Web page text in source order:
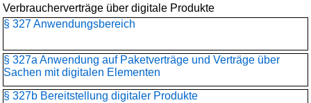
Verbraucherverträge über digitale Produkte
§ 327 Anwendungsbereich
§ 327a Anwendung auf Paketverträge und Verträge über
Sachen mit digitalen Elementen
§ 327b Bereitstellung digitaler Produkte